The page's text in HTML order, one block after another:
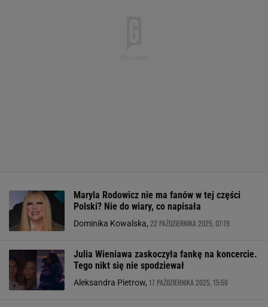
Maryla Rodowicz nie ma fanów w tej części
Polski? Nie do wiary, co napisała
Dominika Kowalska, 22 PAŹDZIERNIKA 2025, 07:19
Julia Wieniawa zaskoczyła fankę na koncercie.
Tego nikt się nie spodziewał
Aleksandra Pietrow, 17 PAŹDZIERNIKA 2025, 15:56